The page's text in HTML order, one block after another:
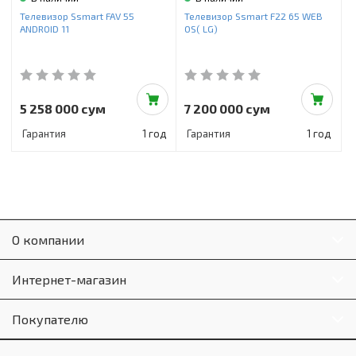
Инструменты и техника
Красота и здоровье
Пылесосы
Фильтры для воды
Телевизор Ssmart FAV 55
ANDROID 11
5 258 000 сум
Гарантия 1 год
Телевизор Ssmart F22 65 WEB
OS( LG)
7 200 000 сум
Гарантия 1 год
О компании
Интернет-магазин
Покупателю